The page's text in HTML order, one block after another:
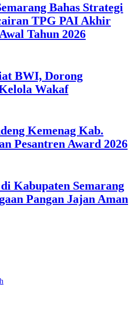
Bahas Strategi
TPG PAI Akhir
Tahun 2026
BWI, Dorong
Wakaf
Kemenag Kab.
Pesantren Award 2026
Kabupaten Semarang
Pangan Jajan Aman